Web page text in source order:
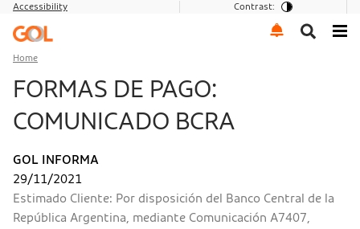
Accessibility Contrast:
Home
FORMAS DE PAGO:
COMUNICADO BCRA
GOL INFORMA
29/11/2021
Estimado Cliente: Por disposición del Banco Central de la
República Argentina, mediante Comunicación A7407,